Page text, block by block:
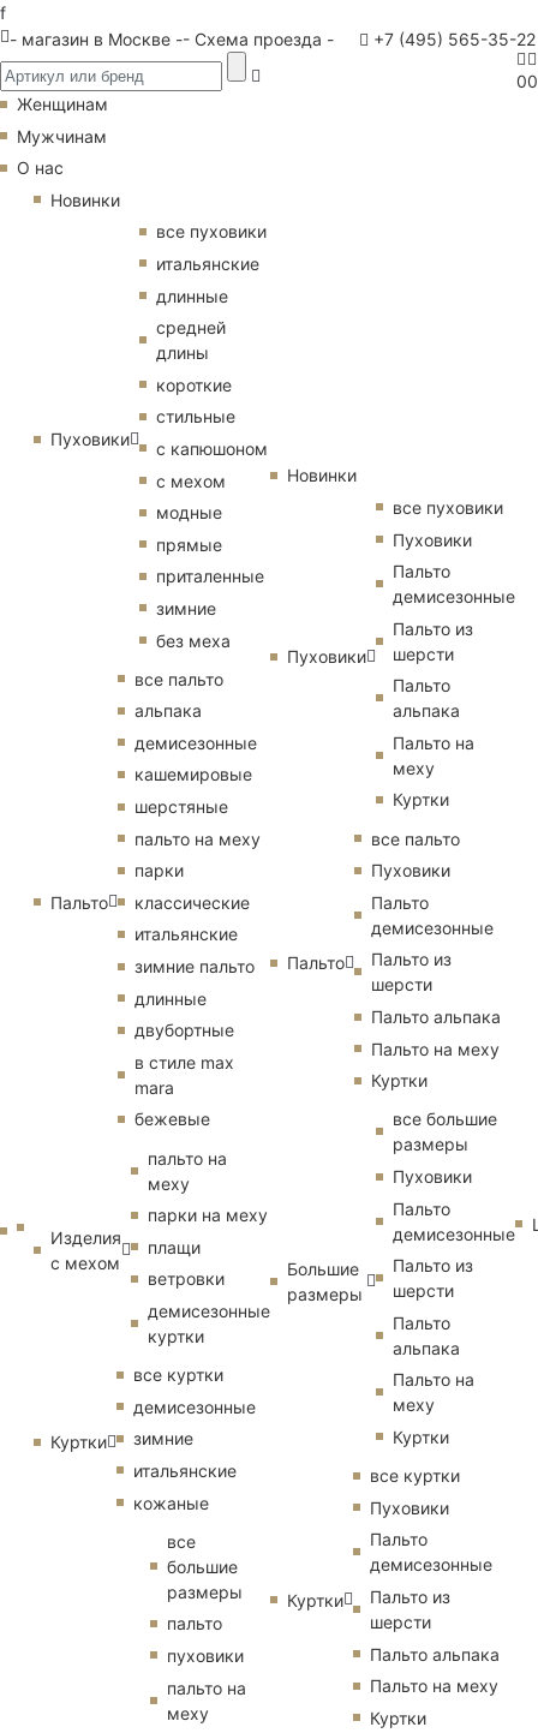
f
- магазин в Москве -- Схема проезда - +7 (495) 565-35-22
00
Женщинам
Мужчинам
О нас
Новинки
Пуховики
все пуховики
итальянские
длинные
средней
длины
короткие
стильные
с капюшоном
с мехом
модные
прямые
приталенные
зимние
без меха
Пальто
все пальто
альпака
демисезонные
кашемировые
шерстяные
пальто на меху
парки
классические
итальянские
зимние пальто
длинные
двубортные
в стиле max
mara
бежевые
Изделия
с мехом
пальто на
меху
парки на меху
плащи
ветровки
демисезонные
куртки
Куртки
все куртки
демисезонные
зимние
итальянские
кожаные
все
большие
размеры
пальто
пуховики
пальто на
меху
Новинки
Пуховики
все пуховики
Пуховики
Пальто
демисезонные
Пальто из
шерсти
Пальто
альпака
Пальто на
меху
Куртки
Пальто
все пальто
Пуховики
Пальто
демисезонные
Пальто из
шерсти
Пальто альпака
Пальто на меху
Куртки
Большие
размеры
все большие
размеры
Пуховики
Пальто
демисезонные
Пальто из
шерсти
Пальто
альпака
Пальто на
меху
Куртки
Куртки
все куртки
Пуховики
Пальто
демисезонные
Пальто из
шерсти
Пальто альпака
Пальто на меху
Куртки